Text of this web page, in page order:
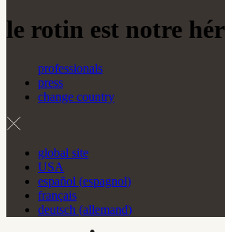
le rotin est notre
professionals
press
change country
global site
USA
español (espagnol)
français
deutsch (allemand)